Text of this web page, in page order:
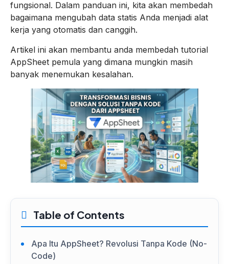
fungsional. Dalam panduan ini, kita akan membedah
bagaimana mengubah data statis Anda menjadi alat
kerja yang otomatis dan canggih.
Artikel ini akan membantu anda membedah tutorial
AppSheet pemula yang dimana mungkin masih
banyak menemukan kesalahan.
Table of Contents
Apa Itu AppSheet? Revolusi Tanpa Kode (No-
Code)